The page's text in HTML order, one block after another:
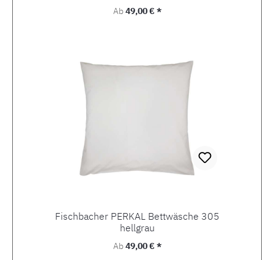
Regulärer Preis:
Ab49,00 € *
Fischbacher PERKAL Bettwäsche 305
hellgrau
Regulärer Preis:
Ab49,00 € *